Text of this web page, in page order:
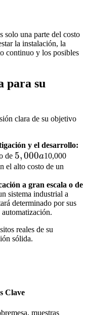
solo una parte del costo
la instalación, la
continuo y los posibles
para su
clara de su objetivo
y el desarrollo:
de 5,000
a
5,000a10,000
el alto costo de un
a gran escala o de
sistema industrial a
determinado por sus
automatización.
reales de su
sólida.
Clave
muestras